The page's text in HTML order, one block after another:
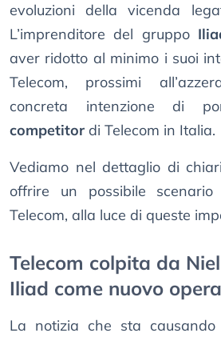
evoluzioni della vicenda
L’imprenditore del gruppo
aver ridotto al minimo i suoi
Telecom, prossimi
concreta intenzione di
competitor di Telecom in Italia.
Vediamo nel dettaglio di
offrire un possibile
Telecom, alla luce di queste
Telecom colpita da
Iliad come nuovo
La notizia che sta